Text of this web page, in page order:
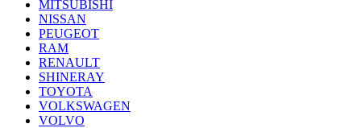
MITSUBISHI
NISSAN
PEUGEOT
RAM
RENAULT
SHINERAY
TOYOTA
VOLKSWAGEN
VOLVO